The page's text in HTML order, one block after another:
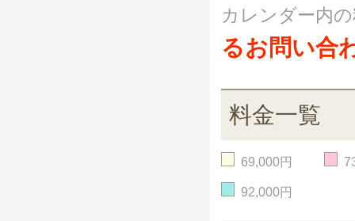
カレンダー内
るお問い合
料金一覧
69,000円
92,000円